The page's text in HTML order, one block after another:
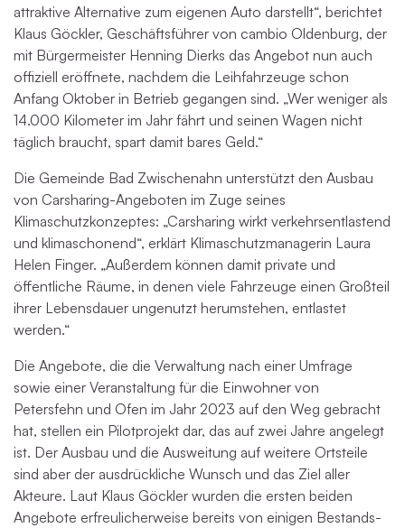
attraktive Alternative zum eigenen Auto darstellt“, berichtet
Klaus Göckler, Geschäftsführer von cambio Oldenburg, der
mit Bürgermeister Henning Dierks das Angebot nun auch
offiziell eröffnete, nachdem die Leihfahrzeuge schon
Anfang Oktober in Betrieb gegangen sind. „Wer weniger als
14.000 Kilometer im Jahr fährt und seinen Wagen nicht
täglich braucht, spart damit bares Geld.“
Die Gemeinde Bad Zwischenahn unterstützt den Ausbau
von Carsharing-Angeboten im Zuge seines
Klimaschutzkonzeptes: „Carsharing wirkt verkehrsentlastend
und klimaschonend“, erklärt Klimaschutzmanagerin Laura
Helen Finger. „Außerdem können damit private und
öffentliche Räume, in denen viele Fahrzeuge einen Großteil
ihrer Lebensdauer ungenutzt herumstehen, entlastet
werden.“
Die Angebote, die die Verwaltung nach einer Umfrage
sowie einer Veranstaltung für die Einwohner von
Petersfehn und Ofen im Jahr 2023 auf den Weg gebracht
hat, stellen ein Pilotprojekt dar, das auf zwei Jahre angelegt
ist. Der Ausbau und die Ausweitung auf weitere Ortsteile
sind aber der ausdrückliche Wunsch und das Ziel aller
Akteure. Laut Klaus Göckler wurden die ersten beiden
Angebote erfreulicherweise bereits von einigen Bestands-